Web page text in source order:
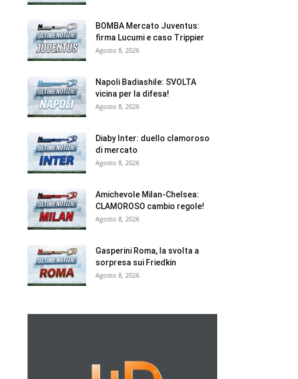
BOMBA Mercato Juventus:
firma Lucumi e caso Trippier
Agosto 8, 2026
Napoli Badiashile: SVOLTA
vicina per la difesa!
Agosto 8, 2026
Diaby Inter: duello clamoroso
di mercato
Agosto 8, 2026
Amichevole Milan-Chelsea:
CLAMOROSO cambio regole!
Agosto 8, 2026
Gasperini Roma, la svolta a
sorpresa sui Friedkin
Agosto 8, 2026